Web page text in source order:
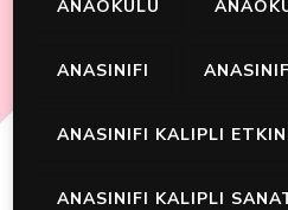
ANAOKULU
ANASINIFI
ANASINIFI KALIPLI
ANASINIFI KALIPLI